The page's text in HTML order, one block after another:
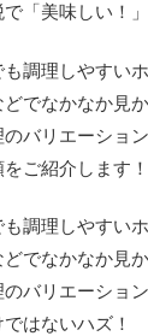
「美味しい！
調理しやすい
でなかなか見
バリエーショ
ご紹介します！
調理しやすい
でなかなか見
バリエーショ
はないハズ！